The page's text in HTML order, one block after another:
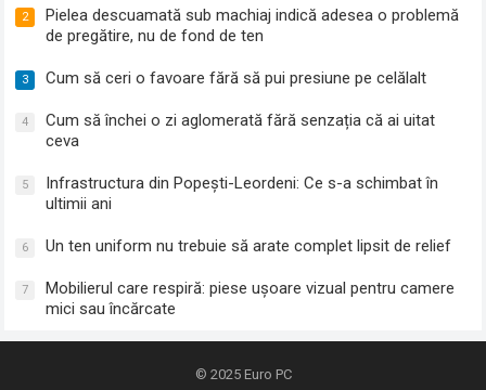
2
Pielea descuamată sub machiaj indică adesea o problemă
de pregătire, nu de fond de ten
3 Cum să ceri o favoare fără să pui presiune pe celălalt
4
Cum să închei o zi aglomerată fără senzația că ai uitat
ceva
5
Infrastructura din Popești-Leordeni: Ce s-a schimbat în
ultimii ani
6 Un ten uniform nu trebuie să arate complet lipsit de relief
7
Mobilierul care respiră: piese ușoare vizual pentru camere
mici sau încărcate
© 2025 Euro PC